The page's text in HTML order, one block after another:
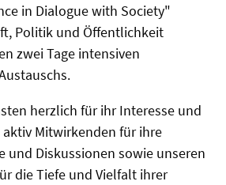
in Dialogue with Society"
Politik und Öffentlichkeit
zwei Tage intensiven
herzlich für ihr Interesse und
Mitwirkenden für ihre
und Diskussionen sowie unseren
die Tiefe und Vielfalt ihrer